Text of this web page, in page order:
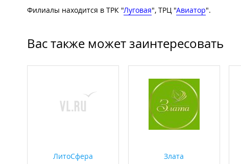
Филиалы находится в ТРК "Луговая", ТРЦ "Авиатор".
Вас также может заинтересовать
ЛитоСфера Злата